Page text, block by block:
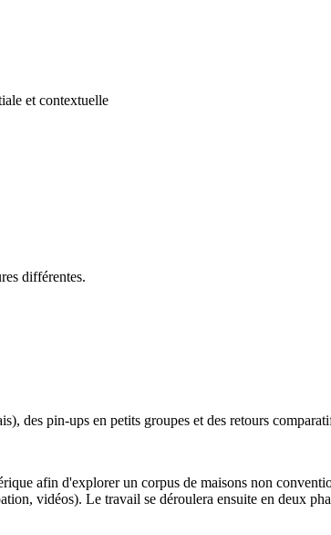
et contextuelle
différentes.
des pin-ups en petits groupes et des retours
afin d'explorer un corpus de maisons non
vidéos). Le travail se déroulera ensuite en deux